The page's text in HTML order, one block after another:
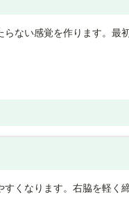
ない感覚を作ります。最
くなります。右脇を軽く